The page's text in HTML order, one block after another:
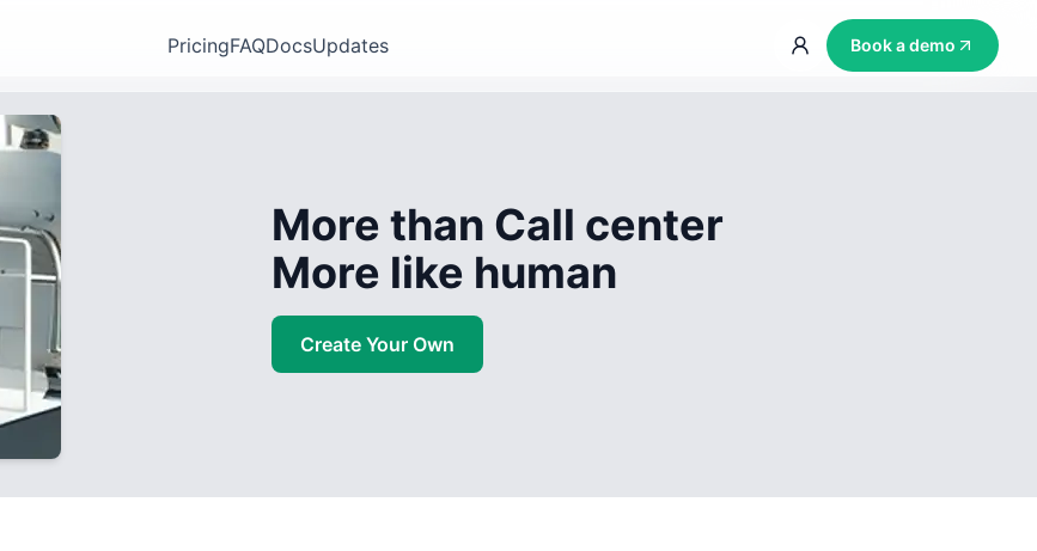
PricingFAQDocsUpdates Book a demo
More than Call center
More like human
Create Your Own